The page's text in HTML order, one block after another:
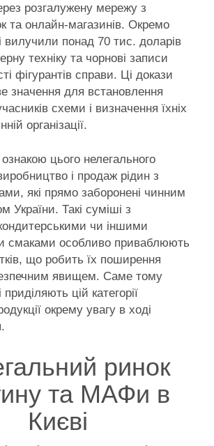
розгалужену мережу з
та онлайн-магазинів. Окремо
вилучили понад 70 тис. доларів
техніку та чорнові записи
фігурантів справи. Ці докази
значення для встановлення
схеми і визначення їхніх
організації.
цього нелегального
і продаж рідин з
які прямо заборонені чинним
України. Такі суміші з
чи іншими
смаками особливо приваблюють
що робить їх поширення
явищем. Саме тому
цій категорії
окрему увагу в ході
ринок
та МАФи в
Києві